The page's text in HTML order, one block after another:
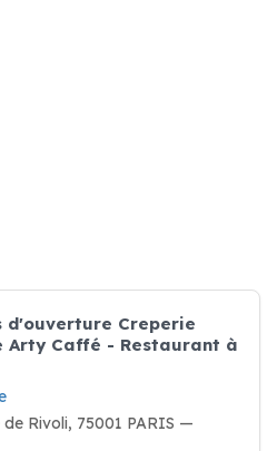
d'ouverture Creperie
Arty Caffé - Restaurant à
de Rivoli, 75001 PARIS —